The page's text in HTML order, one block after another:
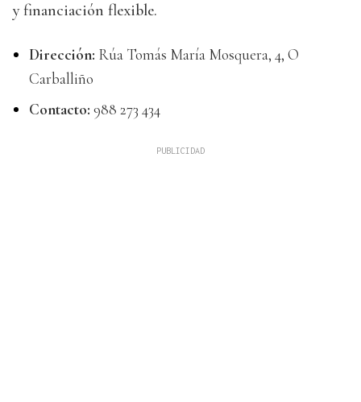
y financiación flexible.
Dirección: Rúa Tomás María Mosquera, 4, O
Carballiño
Contacto: 988 273 434